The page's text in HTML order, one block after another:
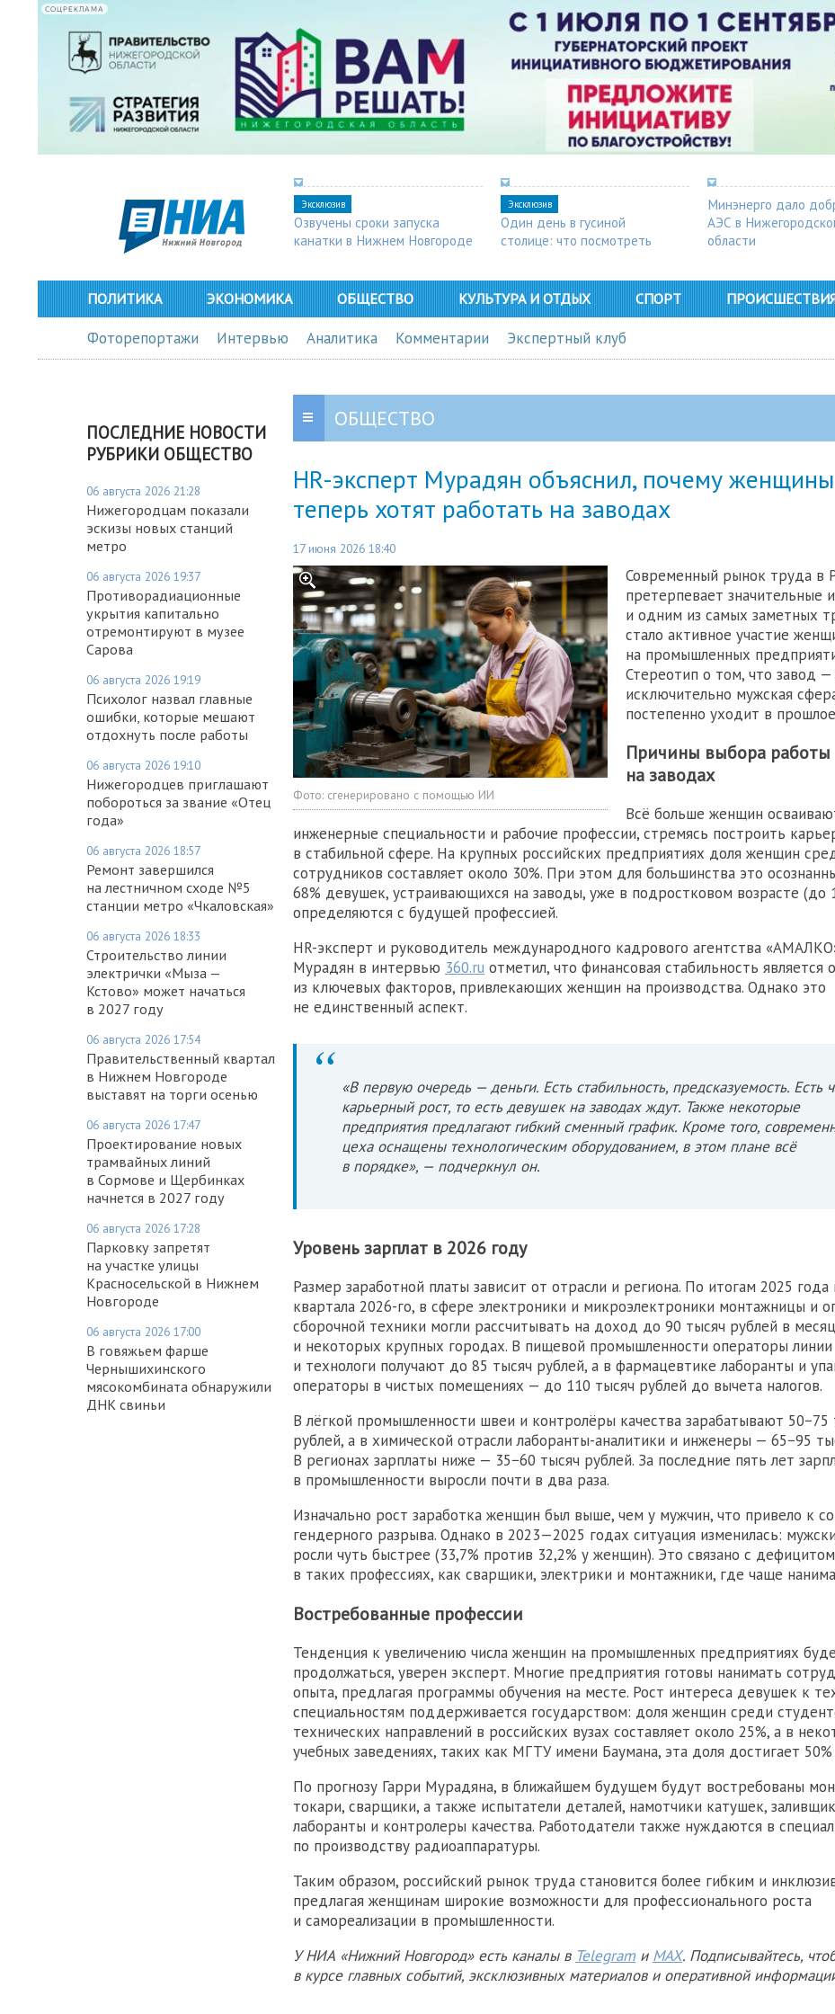
СОЦРЕКЛАМА
Эксклюзив
Озвучены сроки запуска
канатки в Нижнем Новгороде
Эксклюзив
Один день в гусиной
столице: что посмотреть
Минэнерго дало
АЭС в
области
ПОЛИТИКА ЭКОНОМИКА ОБЩЕСТВО КУЛЬТУРА И ОТДЫХ СПОРТ
Фоторепортажи Интервью Аналитика Комментарии Экспертный клуб
ПОСЛЕДНИЕ НОВОСТИ
РУБРИКИ ОБЩЕСТВО
06 августа 2026 21:28
Нижегородцам показали
эскизы новых станций
метро
06 августа 2026 19:37
Противорадиационные
укрытия капитально
отремонтируют в музее
Сарова
06 августа 2026 19:19
Психолог назвал главные
ошибки, которые мешают
отдохнуть после работы
06 августа 2026 19:10
Нижегородцев приглашают
побороться за звание «Отец
года»
06 августа 2026 18:57
Ремонт завершился
на лестничном сходе №5
станции метро «Чкаловская»
06 августа 2026 18:33
Строительство линии
электрички «Мыза —
Кстово» может начаться
в 2027 году
06 августа 2026 17:54
Правительственный квартал
в Нижнем Новгороде
выставят на торги осенью
06 августа 2026 17:47
Проектирование новых
трамвайных линий
в Сормове и Щербинках
начнется в 2027 году
06 августа 2026 17:28
Парковку запретят
на участке улицы
Красносельской в Нижнем
Новгороде
06 августа 2026 17:00
В говяжьем фарше
Чернышихинского
мясокомбината обнаружили
ДНК свиньи
ОБЩЕСТВО
HR-эксперт Мурадян объяснил, почему женщины
теперь хотят работать на заводах
17 июня 2026 18:40
Фото: сгенерировано с помощью ИИ
Современный рынок труда в
претерпевает значительные
и одним из самых заметных
стало активное участие
на промышленных
Стереотип о том, что завод —
исключительно мужская
постепенно уходит в
Причины выбора работы
на заводах
Всё больше женщин
инженерные специальности и рабочие профессии, стремясь построить
в стабильной сфере. На крупных российских предприятиях доля женщин
сотрудников составляет около 30%. При этом для большинства это
68% девушек, устраивающихся на заводы, уже в подростковом возрасте (до
определяются с будущей профессией.
HR-эксперт и руководитель международного кадрового агентства
Мурадян в интервью 360.ru отметил, что финансовая стабильность является
из ключевых факторов, привлекающих женщин на производства. Однако это
не единственный аспект.
«В первую очередь — деньги. Есть стабильность, предсказуемость. Есть
карьерный рост, то есть девушек на заводах ждут. Также некоторые
предприятия предлагают гибкий сменный график. Кроме того,
цеха оснащены технологическим оборудованием, в этом плане всё
в порядке», — подчеркнул он.
Уровень зарплат в 2026 году
Размер заработной платы зависит от отрасли и региона. По итогам 2025 года
квартала 2026-го, в сфере электроники и микроэлектроники монтажницы и
сборочной техники могли рассчитывать на доход до 90 тысяч рублей в
и некоторых крупных городах. В пищевой промышленности операторы линии
и технологи получают до 85 тысяч рублей, а в фармацевтике лаборанты и
операторы в чистых помещениях — до 110 тысяч рублей до вычета налогов.
В лёгкой промышленности швеи и контролёры качества зарабатывают 50−75
рублей, а в химической отрасли лаборанты-аналитики и инженеры — 65−95
В регионах зарплаты ниже — 35−60 тысяч рублей. За последние пять лет
в промышленности выросли почти в два раза.
Изначально рост заработка женщин был выше, чем у мужчин, что привело к
гендерного разрыва. Однако в 2023—2025 годах ситуация изменилась:
росли чуть быстрее (33,7% против 32,2% у женщин). Это связано с
в таких профессиях, как сварщики, электрики и монтажники, где чаще
Востребованные профессии
Тенденция к увеличению числа женщин на промышленных предприятиях
продолжаться, уверен эксперт. Многие предприятия готовы нанимать
опыта, предлагая программы обучения на месте. Рост интереса девушек к
специальностям поддерживается государством: доля женщин среди
технических направлений в российских вузах составляет около 25%, а в
учебных заведениях, таких как МГТУ имени Баумана, эта доля достигает 50%
По прогнозу Гарри Мурадяна, в ближайшем будущем будут востребованы
токари, сварщики, а также испытатели деталей, намотчики катушек,
лаборанты и контролеры качества. Работодатели также нуждаются в
по производству радиоаппаратуры.
Таким образом, российский рынок труда становится более гибким и
предлагая женщинам широкие возможности для профессионального роста
и самореализации в промышленности.
У НИА «Нижний Новгород» есть каналы в Telegram и MAX. Подписывайтесь,
в курсе главных событий, эксклюзивных материалов и оперативной